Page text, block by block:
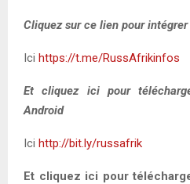
Cliquez sur ce lien pour
Ici https://t.me/RussAfrikinfos
Et cliquez ici pour
Android
Ici http://bit.ly/russafrik
Et cliquez ici pour